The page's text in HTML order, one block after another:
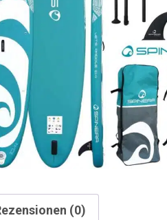
(0)